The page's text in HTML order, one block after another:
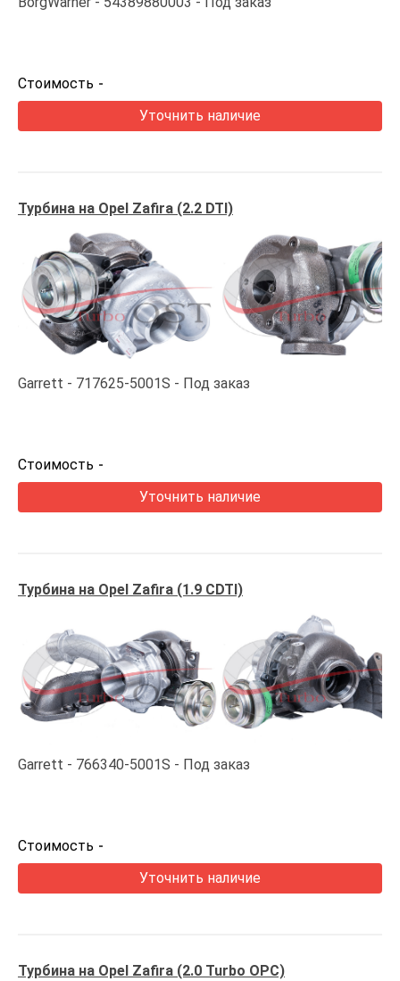
Стоимость -
Уточнить наличие
Турбина на Opel Zafira (2.2 DTI)
Garrett 717625-5001S Под заказ
Стоимость -
Уточнить наличие
Турбина на Opel Zafira (1.9 CDTI)
Garrett 766340-5001S Под заказ
Стоимость -
Уточнить наличие
Турбина на Opel Zafira (2.0 Turbo OPC)